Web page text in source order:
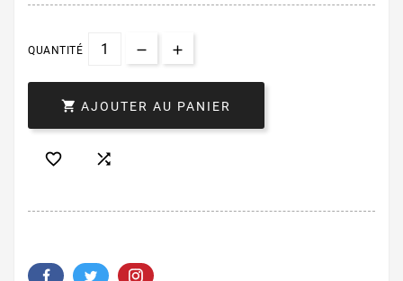
QUANTITÉ
 AJOUTER AU PANIER
 